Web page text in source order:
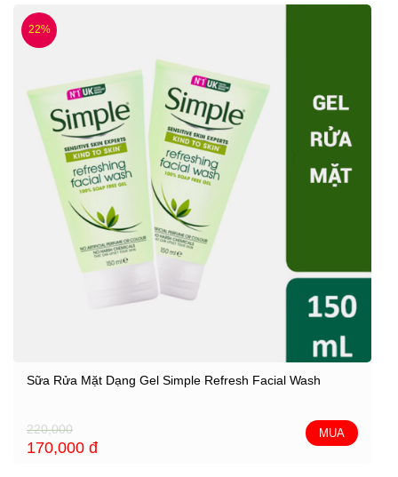
22%
Sữa Rửa Mặt Dạng Gel Simple Refresh Facial Wash
220,000
170,000 đ
MUA